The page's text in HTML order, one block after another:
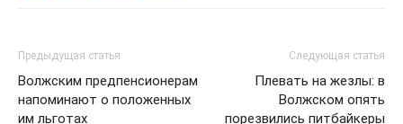
Предыдущая статья
Волжским предпенсионерам
напоминают о положенных
им льготах
Следующая статья
Плевать на жезлы: в
Волжском опять
порезвились питбайкеры